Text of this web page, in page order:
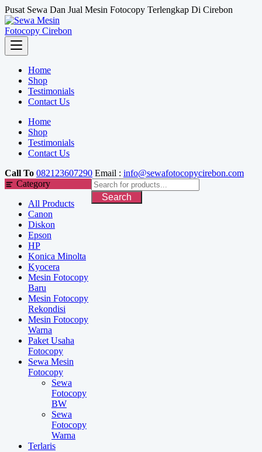
Skip
to
content
Pusat Sewa Dan Jual Mesin Fotocopy Terlengkap Di Cirebon
Home
Shop
Testimonials
Contact Us
Home
Shop
Testimonials
Contact Us
Call To 082123607290 Email : info@sewafotocopycirebon.com
Category
All Products
Canon
Diskon
Epson
HP
Konica Minolta
Kyocera
Mesin Fotocopy
Baru
Mesin Fotocopy
Rekondisi
Mesin Fotocopy
Warna
Paket Usaha
Fotocopy
Sewa Mesin
Fotocopy
Sewa
Fotocopy
BW
Sewa
Fotocopy
Warna
Terlaris
Search